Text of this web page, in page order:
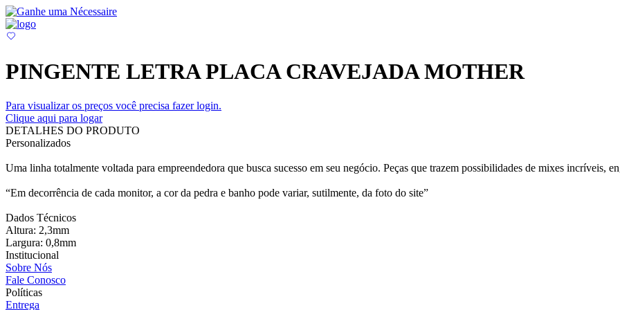
PINGENTE LETRA PLACA CRAVEJADA MOTHER
Para visualizar os preços você precisa fazer login.
Clique aqui para logar
DETALHES DO PRODUTO
Personalizados
Uma linha totalmente voltada para empreendedora que busca sucesso em seu negócio. Peças que trazem possibilidades de mixes incríveis,
“Em decorrência de cada monitor, a cor da pedra e banho pode variar, sutilmente, da foto do site”
Dados Técnicos
Altura: 2,3mm
Largura: 0,8mm
Institucional
Sobre Nós
Fale Conosco
Políticas
Entrega